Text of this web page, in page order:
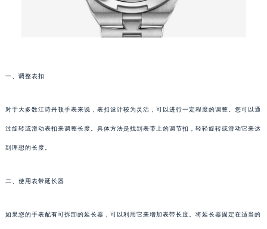
一、调整表扣
对于大多数江诗丹顿手表来说，表扣设计较为灵活，可以进行一定程度的调整。您可以通
过旋转或滑动表扣来调整长度。具体方法是找到表带上的调节扣，轻轻旋转或滑动它来达
到理想的长度。
二、使用表带延长器
如果您的手表配有可拆卸的延长器，可以利用它来增加表带长度。将延长器固定在适当的